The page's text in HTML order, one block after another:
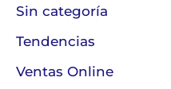
Sin categoría
Tendencias
Ventas Online